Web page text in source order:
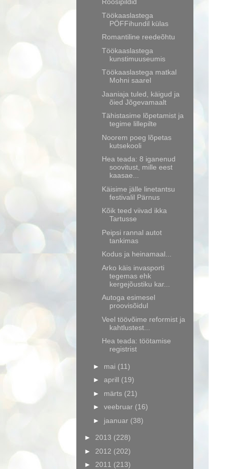
Töökaaslastega
PÖFFihundil külas
Romantiline reedeõhtu
Töökaaslastega
kunstimuuseumis
Töökaaslastega matkal
Mohni saarel
Jaaniaja tuled, käigud ja
õied Jõgevamaalt
Tähistasime lõpetamist ja
tegime lillepilte
Noorem poeg lõpetas
kutsekooli
Hea teada: 8 iganenud
soovitust, mille eest
kaasae...
Käisime jälle linetantsu
festivalil Pärnus
Kõik teed viivad ikka
Tartusse
Peipsi rannal autot
tankimas
Kodus ja heinamaal...
Arko käis invasporti
tegemas ehk
kergejõustiku kar...
Autoga esimesel
proovisõidul
Veel töövõime reformist ja
kahtlustest...
Hea teada: töötamise
registrist
► mai (11)
► aprill (19)
► märts (21)
► veebruar (16)
► jaanuar (38)
► 2013 (228)
► 2012 (202)
► 2011 (213)